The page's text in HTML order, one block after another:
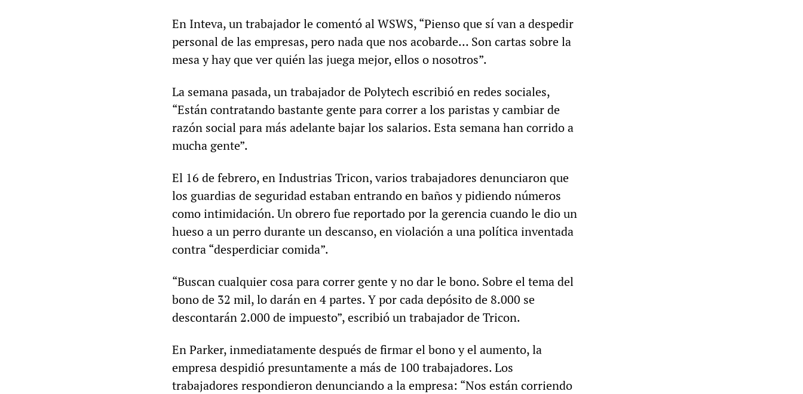
En Inteva, un trabajador le comentó al WSWS, “Pienso que sí van a despedir
personal de las empresas, pero nada que nos acobarde… Son cartas sobre la
mesa y hay que ver quién las juega mejor, ellos o nosotros”.
La semana pasada, un trabajador de Polytech escribió en redes sociales,
“Están contratando bastante gente para correr a los paristas y cambiar de
razón social para más adelante bajar los salarios. Esta semana han corrido a
mucha gente”.
El 16 de febrero, en Industrias Tricon, varios trabajadores denunciaron que
los guardias de seguridad estaban entrando en baños y pidiendo números
como intimidación. Un obrero fue reportado por la gerencia cuando le dio un
hueso a un perro durante un descanso, en violación a una política inventada
contra “desperdiciar comida”.
“Buscan cualquier cosa para correr gente y no dar le bono. Sobre el tema del
bono de 32 mil, lo darán en 4 partes. Y por cada depósito de 8.000 se
descontarán 2.000 de impuesto”, escribió un trabajador de Tricon.
En Parker, inmediatamente después de firmar el bono y el aumento, la
empresa despidió presuntamente a más de 100 trabajadores. Los
trabajadores respondieron denunciando a la empresa: “Nos están corriendo